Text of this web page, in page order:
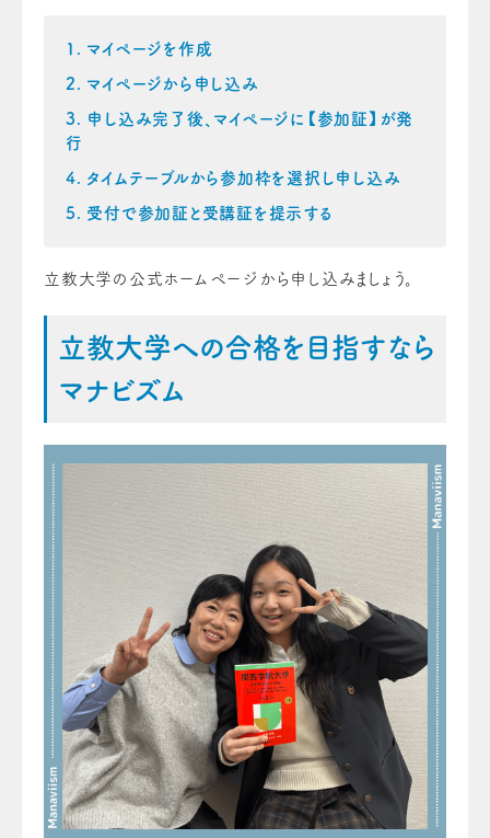
マイページを作成
マイページから申し込み
申し込み完了後、マイページに【参加証】が発
行
タイムテーブルから参加枠を選択し申し込み
受付で参加証と受講証を提示する
立教大学の公式ホームページから申し込みましょう。
立教大学への合格を目指すなら
マナビズム